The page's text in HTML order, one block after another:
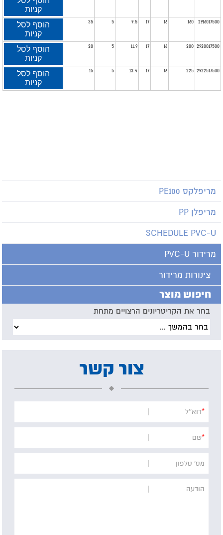
קניות
2916017500
160
16
17
9.5
5
35
הוסף לסל
קניות
2920017500
200
16
17
11.9
5
20
הוסף לסל
קניות
2922517500
225
16
17
13.4
5
15
הוסף לסל
קניות
מריפלקס PE100
מריפלן PP
SCHEDULE PVC-U
מרידור PVC-U
צינורות מרידור
חיפוש מוצר
בחר את הקריטריונים הרצויים מתחת
צור קשר
*דוא''ל
*שם
מס' טלפון
הודעה